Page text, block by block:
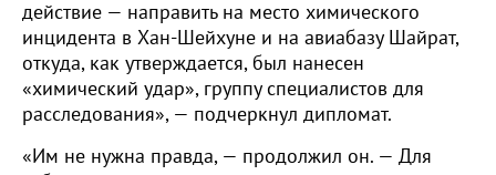
действие — направить на место химического
инцидента в Хан-Шейхуне и на авиабазу Шайрат,
откуда, как утверждается, был нанесен
«химический удар», группу специалистов для
расследования», — подчеркнул дипломат.
«Им не нужна правда, — продолжил он. — Для